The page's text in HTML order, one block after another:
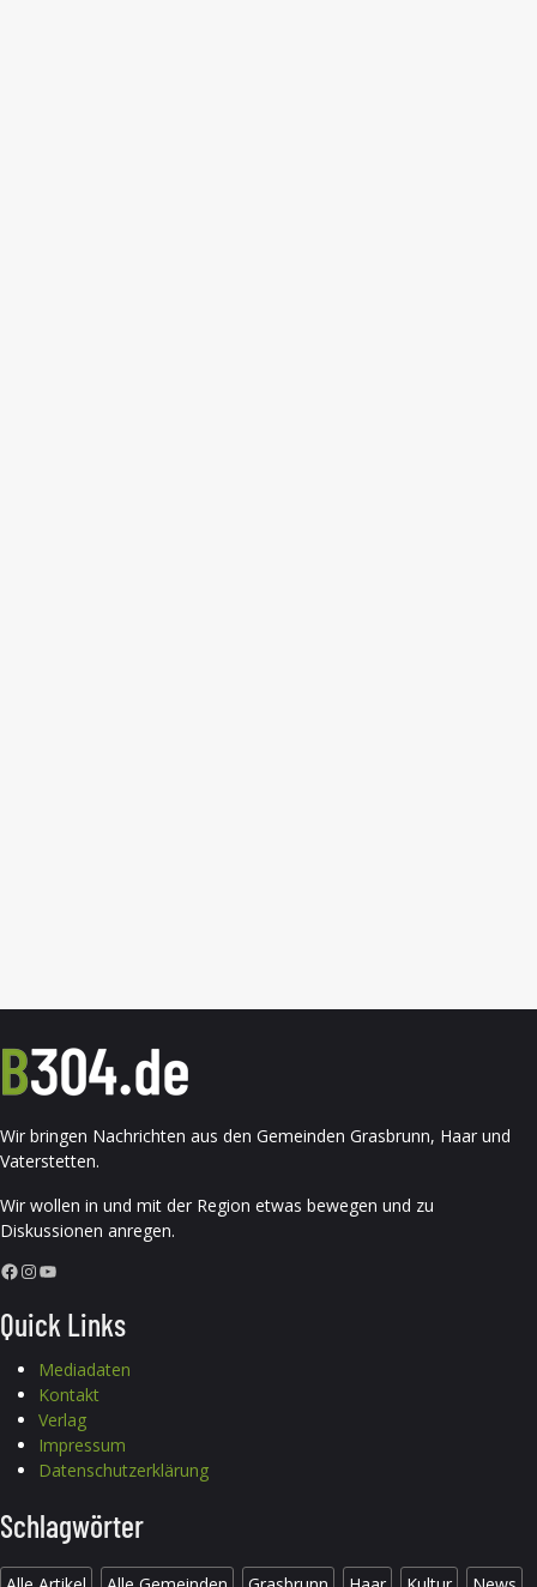
Wir bringen Nachrichten aus den Gemeinden Grasbrunn, Haar und
Vaterstetten.
Wir wollen in und mit der Region etwas bewegen und zu
Diskussionen anregen.
Facebook InstagramYouTube
Quick Links
Mediadaten
Kontakt
Verlag
Impressum
Datenschutzerklärung
Schlagwörter